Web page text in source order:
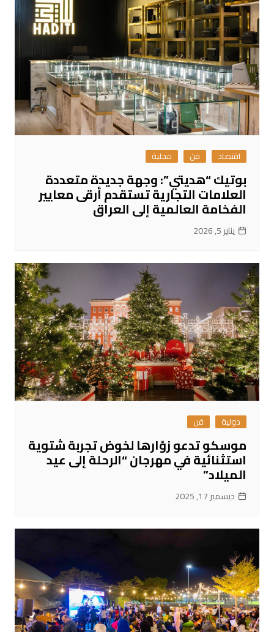
اقتصاد فن محلية
بوتيك “هديتي”: وجهة جديدة متعددة
العلامات التجارية تستقدم أرقى معايير
الفخامة العالمية إلى العراق
يناير 5, 2026
دولية فن
موسكو تدعو زوّارها لخوض تجربة شتوية
استثنائية في مهرجان “الرحلة إلى عيد
الميلاد”
ديسمبر 17, 2025